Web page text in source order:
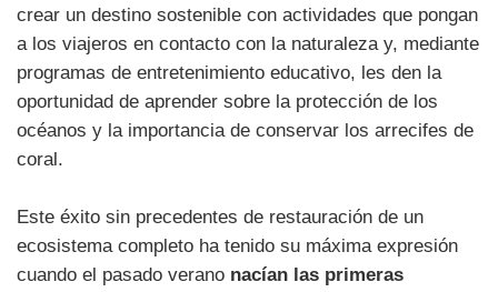
crear un destino sostenible con actividades que pongan
a los viajeros en contacto con la naturaleza y, mediante
programas de entretenimiento educativo, les den la
oportunidad de aprender sobre la protección de los
océanos y la importancia de conservar los arrecifes de
coral.
Este éxito sin precedentes de restauración de un
ecosistema completo ha tenido su máxima expresión
cuando el pasado verano nacían las primeras